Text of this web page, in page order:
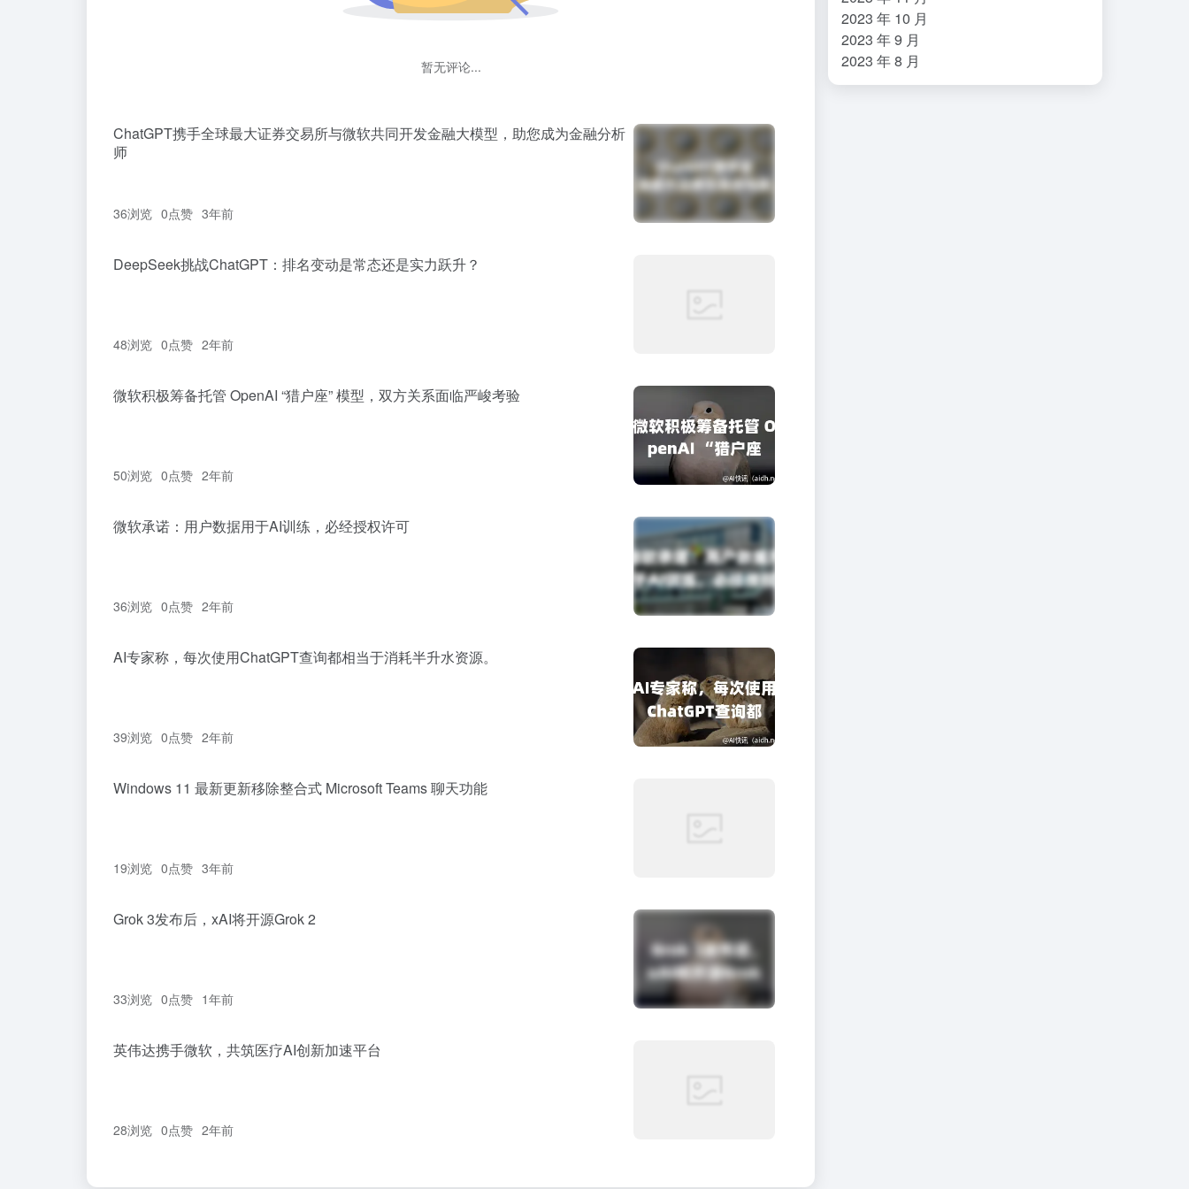
暂无评论...
ChatGPT携手全球最大证券交易所与微软共同开发金融大模型，助您成为金融分析
师
36浏览 0点赞 3年前
DeepSeek挑战ChatGPT：排名变动是常态还是实力跃升？
48浏览 0点赞 2年前
微软积极筹备托管 OpenAI “猎户座” 模型，双方关系面临严峻考验
50浏览 0点赞 2年前
微软承诺：用户数据用于AI训练，必经授权许可
36浏览 0点赞 2年前
AI专家称，每次使用ChatGPT查询都相当于消耗半升水资源。
39浏览 0点赞 2年前
Windows 11 最新更新移除整合式 Microsoft Teams 聊天功能
19浏览 0点赞 3年前
Grok 3发布后，xAI将开源Grok 2
33浏览 0点赞 1年前
英伟达携手微软，共筑医疗AI创新加速平台
28浏览 0点赞 2年前
2023 年 10 月
2023 年 9 月
2023 年 8 月